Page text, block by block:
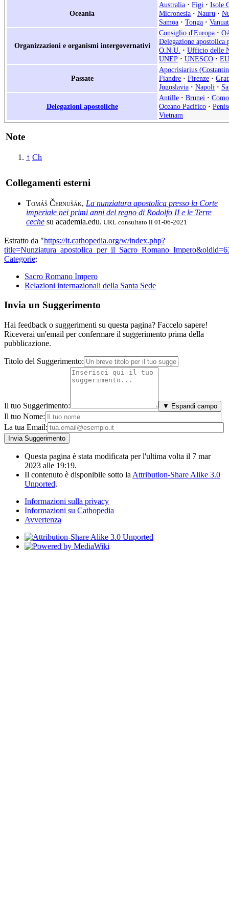
Oceania
Australia · Figi · Isole
Micronesia · Nauru ·
Samoa · Tonga ·
Organizzazioni e organismi intergovernativi
Consiglio d'Europa ·
Delegazione
O.N.U. · Ufficio delle
UNEP · UNESCO · EU
Passate
Apocrisiarius
Fiandre · Firenze ·
Jugoslavia · Napoli ·
Delegazioni apostoliche
Antille · Brunei ·
Oceano Pacifico ·
Vietnam
Note
↑ Ch
Collegamenti esterni
Tomáš Černušák, La nunziatura apostolica presso la Corte
imperiale nei primi anni del regno di Rodolfo II e le Terre
ceche su academia.edu. URL consultato il 01-06-2021
Estratto da "https://it.cathopedia.org/w/index.php?
Categorie:
Sacro Romano Impero
Relazioni internazionali della Santa Sede
Invia un Suggerimento
Hai feedback o suggerimenti su questa pagina? Faccelo sapere!
Riceverai un'email per confermare il suggerimento prima della
pubblicazione.
Titolo del Suggerimento:
Il tuo Suggerimento: ▼ Espandi campo
Il tuo Nome:
La tua Email:
Questa pagina è stata modificata per l'ultima volta il 7 mar
2023 alle 19:19.
Il contenuto è disponibile sotto la Attribution-Share Alike 3.0
Unported.
Informazioni sulla privacy
Informazioni su Cathopedia
Avvertenza